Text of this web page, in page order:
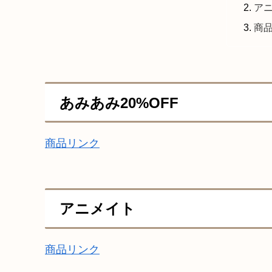
ア
商
あみあみ20%OFF
商品リンク
アニメイト
商品リンク